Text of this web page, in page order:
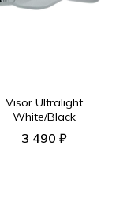
Visor Ultralight
White/Black
3 490 ₽